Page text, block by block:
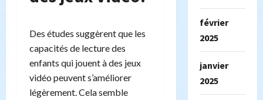
Des études suggèrent que les
capacités de lecture des
enfants qui jouent à des jeux
vidéo peuvent s’améliorer
légèrement. Cela semble
février
2025
janvier
2025